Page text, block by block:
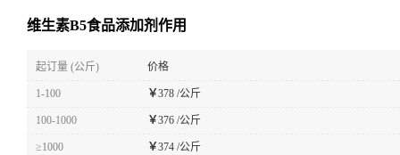
维生素B5食品添加剂作用
起订量 (公斤) 价格
1-100 ￥378 /公斤
100-1000 ￥376 /公斤
≥1000 ￥374 /公斤